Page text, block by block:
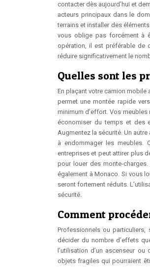
contacter dès aujourd’hui et
acteurs principaux dans le
terrains et installer des
vous oblige pas forcément à
opération, il est préférable de
réduire significativement le
Quelles sont les
En plaçant votre camion mobile
permet une montée rapide
minimum d’effort. Vos
économiser du temps et des
Augmentez la sécurité. Un autre
à endommager les meubles.
entreprises et peut attirer plus
pour louer des monte-
également à Monaco. Si vous
seront fortement réduits.
sécurité.
Comment
Professionnels ou
décider du nombre d’effets
l’utilisation d’un ascenseur
objets fragiles qui pourraient